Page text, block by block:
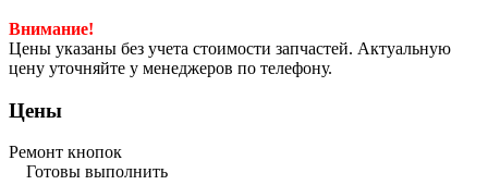
Внимание!
Цены указаны без учета стоимости запчастей. Актуальную
цену уточняйте у менеджеров по телефону.
Цены
Ремонт кнопок
Готовы выполнить